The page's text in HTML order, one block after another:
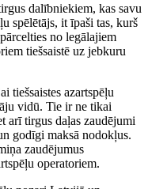
dalībniekiem, kas savu
spēlētājs, it īpaši tas, kurš
no legālajiem
tiešsaistē uz jebkuru
tiešsaistes azartspēļu
vidū. Tie ir ne tikai
arī tirgus daļas zaudējumi
godīgi maksā nodokļus.
zaudējumus
operatoriem.